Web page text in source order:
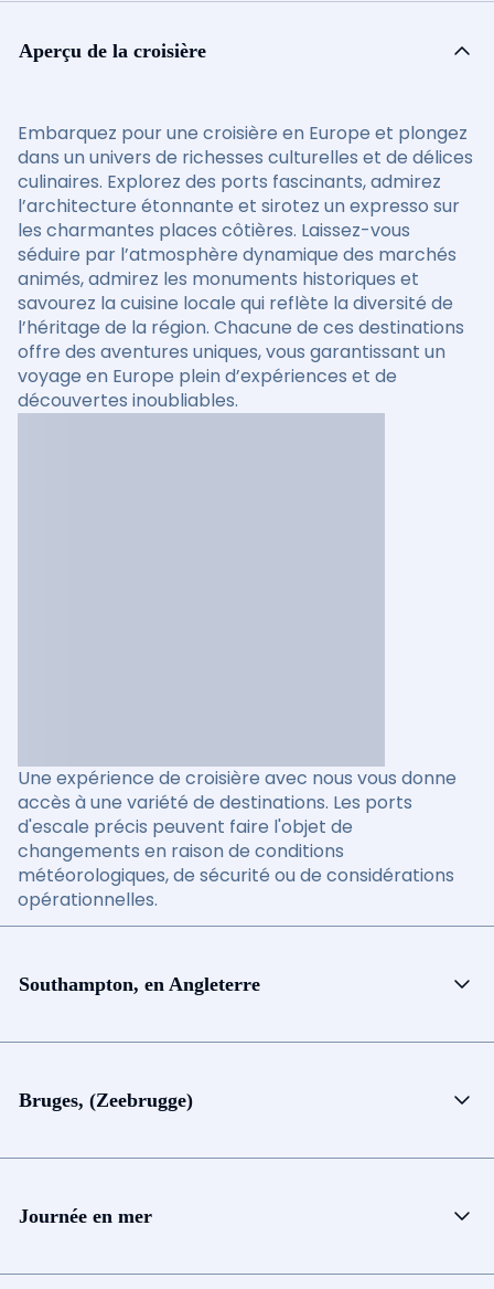
Aperçu de la croisière
Embarquez pour une croisière en Europe et plongez
dans un univers de richesses culturelles et de délices
culinaires. Explorez des ports fascinants, admirez
l’architecture étonnante et sirotez un expresso sur
les charmantes places côtières. Laissez-vous
séduire par l’atmosphère dynamique des marchés
animés, admirez les monuments historiques et
savourez la cuisine locale qui reflète la diversité de
l’héritage de la région. Chacune de ces destinations
offre des aventures uniques, vous garantissant un
voyage en Europe plein d’expériences et de
découvertes inoubliables.
Une expérience de croisière avec nous vous donne
accès à une variété de destinations. Les ports
d'escale précis peuvent faire l'objet de
changements en raison de conditions
météorologiques, de sécurité ou de considérations
opérationnelles.
Southampton, en Angleterre
Bruges, (Zeebrugge)
Journée en mer